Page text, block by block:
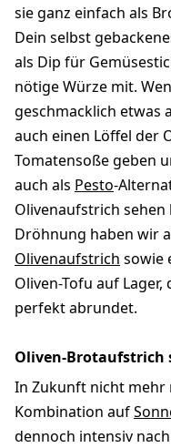
sie ganz einfach als
Dein selbst
als Dip für
nötige Würze mit.
geschmacklich etwas
auch einen Löffel der
Tomatensoße geben
auch als Pesto-
Olivenaufstrich sehen
Dröhnung haben wir
Olivenaufstrich sowie
Oliven-Tofu auf
perfekt abrundet.
Oliven-Brotaufstrich
In Zukunft nicht mehr
Kombination auf
dennoch intensiv